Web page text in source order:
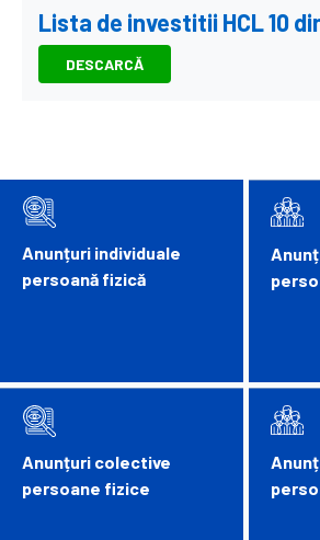
Lista de investitii HCL 10
DESCARCĂ
Anunțuri individuale
persoană fizică
Anunțuri colective
persoane fizice